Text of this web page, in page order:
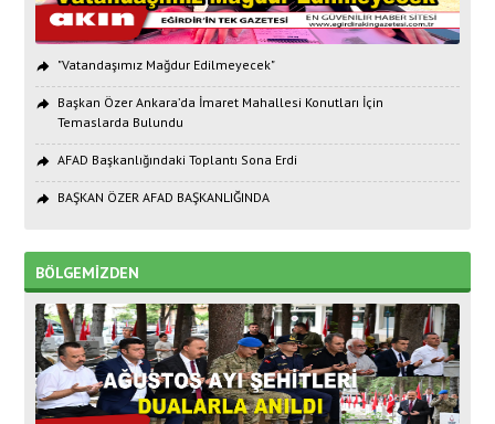
"Vatandaşımız Mağdur Edilmeyecek"
Başkan Özer Ankara’da İmaret Mahallesi Konutları İçin
Temaslarda Bulundu
AFAD Başkanlığındaki Toplantı Sona Erdi
BAŞKAN ÖZER AFAD BAŞKANLIĞINDA
BÖLGEMİZDEN